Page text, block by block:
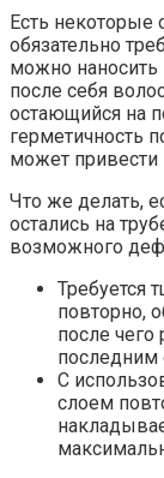
Есть некоторые
обязательно
можно наносить
после себя
остающийся на
герметичность
может
Что же делать,
остались на
возможного
Требуется
повторно,
после
последним
С
слоем